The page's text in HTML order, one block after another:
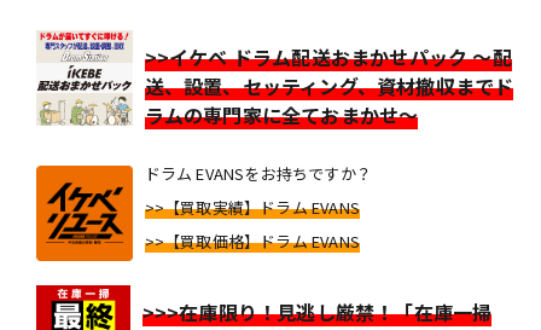
>>イケベ ドラム配送おまかせパック ～配
送、設置、セッティング、資材撤収までド
ラムの専門家に全ておまかせ～
ドラム EVANSをお持ちですか？
>>【買取実績】ドラム EVANS
>>【買取価格】ドラム EVANS
>>>在庫限り！見逃し厳禁！「在庫一掃